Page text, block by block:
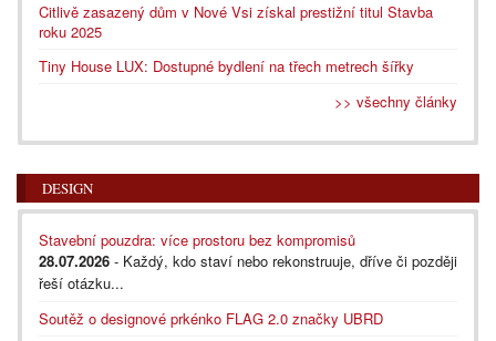
Citlivě zasazený dům v Nové Vsi získal prestižní titul Stavba
roku 2025
Tiny House LUX: Dostupné bydlení na třech metrech šířky
>> všechny články
DESIGN
Stavební pouzdra: více prostoru bez kompromisů
28.07.2026 - Každý, kdo staví nebo rekonstruuje, dříve či později
řeší otázku...
Soutěž o designové prkénko FLAG 2.0 značky UBRD